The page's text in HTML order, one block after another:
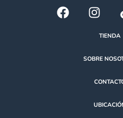
TIENDA
SOBRE